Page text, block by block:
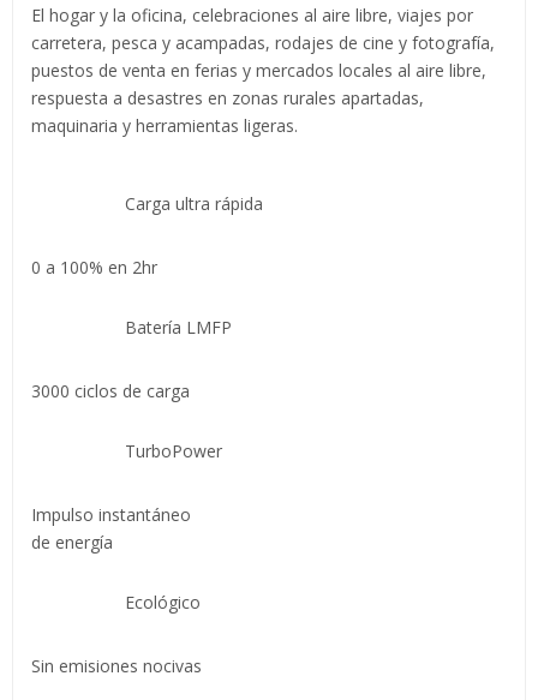
El hogar y la oficina, celebraciones al aire libre, viajes por
carretera, pesca y acampadas, rodajes de cine y fotografía,
puestos de venta en ferias y mercados locales al aire libre,
respuesta a desastres en zonas rurales apartadas,
maquinaria y herramientas ligeras.
Carga ultra rápida
0 a 100% en 2hr
Batería LMFP
3000 ciclos de carga
TurboPower
Impulso instantáneo
de energía
Ecológico
Sin emisiones nocivas